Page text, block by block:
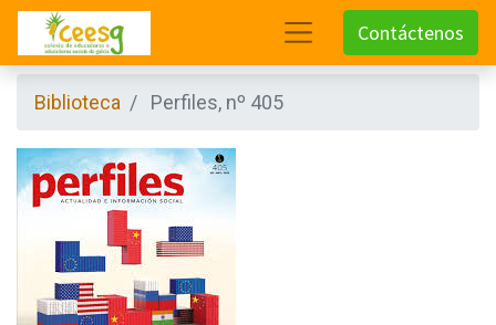
Contáctenos
Biblioteca Perfiles, nº 405